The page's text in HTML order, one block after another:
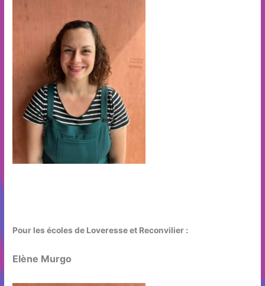
Pour les écoles de Loveresseet Reconvilier :
Elène Murgo